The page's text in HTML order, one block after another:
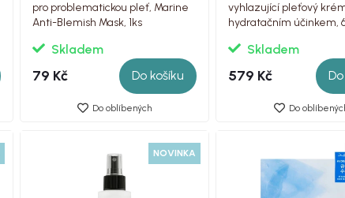
pro problematickou pleť, Marine
Anti-Blemish Mask, 1ks
Skladem
79 Kč Do košíku
Do oblíbených
vyhlazující pleťový
hydratačním účinkem,
Skladem
579 Kč
Do
NOVINKA